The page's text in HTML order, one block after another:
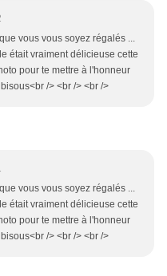
vous vous soyez régalés ...
était vraiment délicieuse cette
pour te mettre à l'honneur
/> <br /> <br />
vous vous soyez régalés ...
était vraiment délicieuse cette
pour te mettre à l'honneur
/> <br /> <br />